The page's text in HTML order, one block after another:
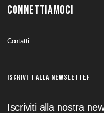
CONNETTIAMOCI
Contatti
ISCRIVITI ALLA NEWSLETTER
Iscriviti alla nostra